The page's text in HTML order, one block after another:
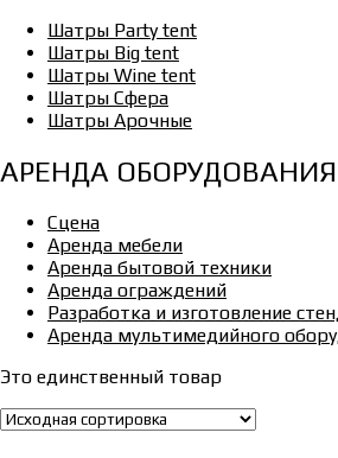
Шатры Party tent
Шатры Big tent
Шатры Wine tent
Шатры Сфера
Шатры Арочные
АРЕНДА ОБОРУДОВАНИЯ
Сцена
Аренда мебели
Аренда бытовой техники
Аренда ограждений
Разработка и изготовление
Аренда мультимедийного
Это единственный товар